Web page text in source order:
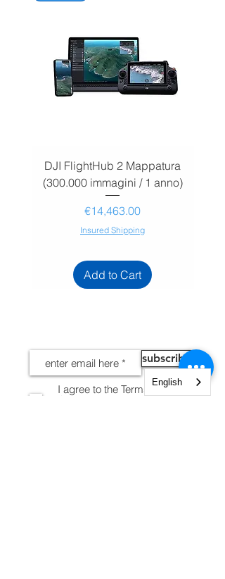
DJI FlightHub 2 Mappatura
(300.000 immagini / 1 anno)
Price
€14,463.00
Insured Shipping
Add to Cart
subscribe
I agree to the Terms and
Conditions View terms of
English